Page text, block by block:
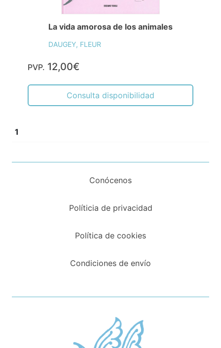
La vida amorosa de los animales
DAUGEY, FLEUR
PVP. 12,00€
Consulta disponibilidad
1
Conócenos
Políticia de privacidad
Política de cookies
Condiciones de envío